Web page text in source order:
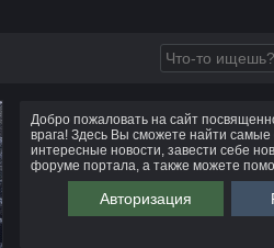
Добро пожаловать на сайт
врага! Здесь Вы сможете найти
интересные новости, завести себе
форуме портала, а также можете
Авторизация